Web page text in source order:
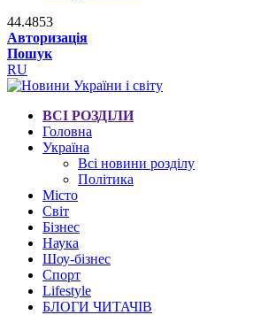
44.4853
Авторизація
Пошук
RU
ВСІ РОЗДІЛИ
Головна
Україна
Всі новини розділу
Політика
Місто
Світ
Бізнес
Наука
Шоу-бізнес
Спорт
Lifestyle
БЛОГИ ЧИТАЧІВ